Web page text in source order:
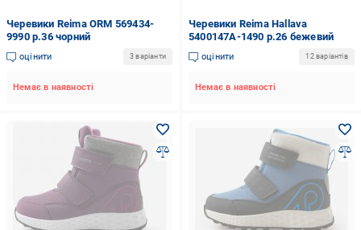
Черевики Reima ORM 569434-
9990 р.36 чорний
оцінити 3 варіанти
Немає в наявності
Черевики Reima Hallava
5400147A-1490 р.26 бежевий
оцінити 12 варіантів
Немає в наявності